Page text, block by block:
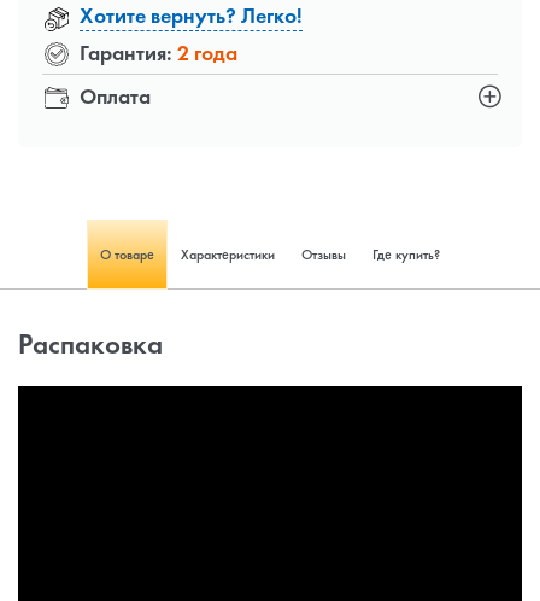
Оплата
Хотите вернуть? Легко!
Гарантия: 2 года
О товаре Характеристики Отзывы Где купить?
Распаковка